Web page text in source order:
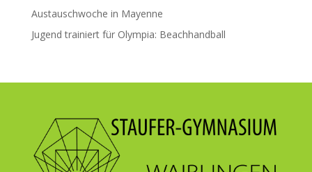
Austauschwoche in Mayenne
Jugend trainiert für Olympia: Beachhandball